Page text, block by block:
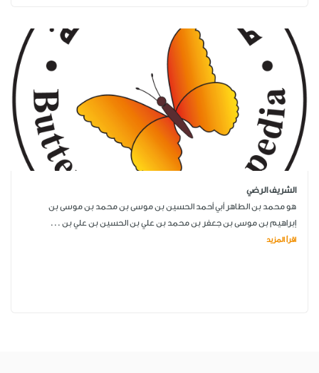
الشريف الرضي
هو محمد بن الطاهر أبي أحمد الحسين بن موسى بن محمد بن موسى بن
إبراهيم بن موسى بن جعفر بن محمد بن علي بن الحسين بن علي بن ...
اقرأ المزيد